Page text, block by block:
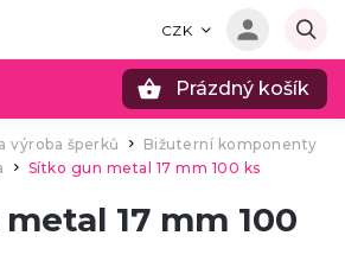
CZK
Prázdný košík
výroba šperků
Bižuterní komponenty
Sítko gun metal 17 mm 100 ks
17 mm 100